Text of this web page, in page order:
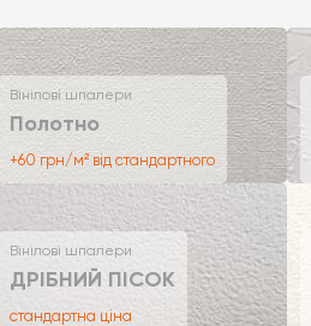
Вінілові шпалери
Полотно
+60 грн/м² від стандартного
Вінілові шпалери
ДРІБНИЙ ПІСОК
стандартна ціна